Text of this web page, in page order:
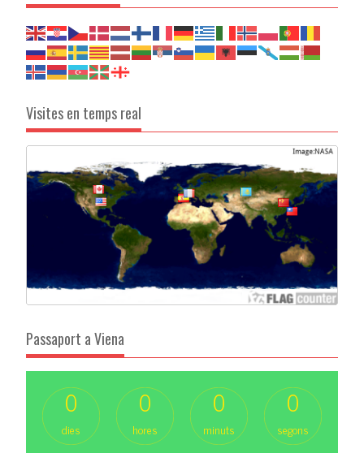
Visites en temps real
Passaport a Viena
0
dies
0
hores
0
minuts
0
segons